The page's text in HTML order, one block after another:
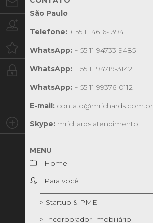
Contato
Oportunidades
Intranet
Social
São Paulo
Telefone: + 55 11 4616-1394
WhatsApp: + 55 11 94733-9485
WhatsApp: + 55 11 94719-3142
WhatsApp: + 55 11 99376-0112
E-mail: contato@mrichards.com.br
Skype: mrichards.atendimento
MENU
Home
Para você
> Startup & PME
> Incorporador Imobiliário